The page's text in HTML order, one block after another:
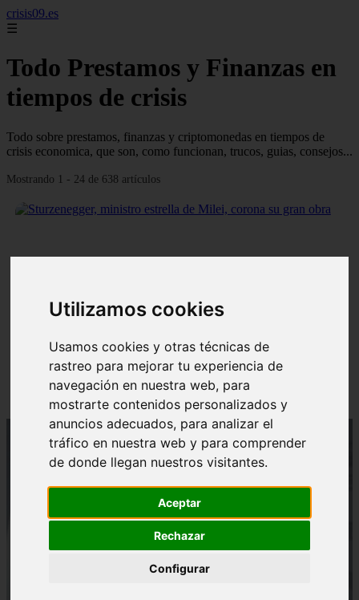
Utilizamos cookies
Usamos cookies y otras técnicas de
rastreo para mejorar tu experiencia de
navegación en nuestra web, para
mostrarte contenidos personalizados y
anuncios adecuados, para analizar el
tráfico en nuestra web y para comprender
de donde llegan nuestros visitantes.
Aceptar
Rechazar
Configurar
crisis09.es
☰
Todo Prestamos y Finanzas en
tiempos de crisis
Todo sobre prestamos, finanzas y criptomonedas en tiempos de
crisis economica, que son, como funcionan, trucos, guias, consejos...
Mostrando 1 - 24 de 638 artículos
Sturzenegger, ministro estrella de Milei, corona su
gran obra